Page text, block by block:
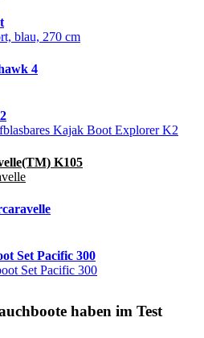
4
K105
Set Pacific 300
haben im Test